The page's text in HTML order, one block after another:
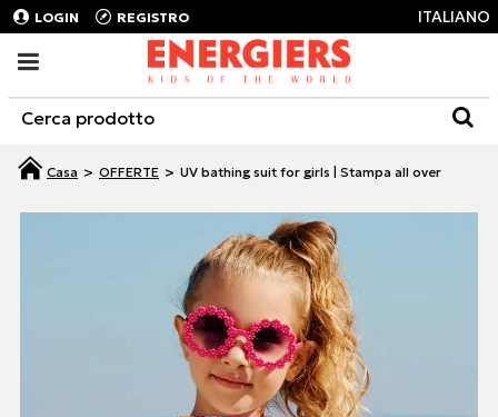
LOGIN REGISTRO ITALIANO
OFFERTE UV bathing suit for girls | Stampa all over